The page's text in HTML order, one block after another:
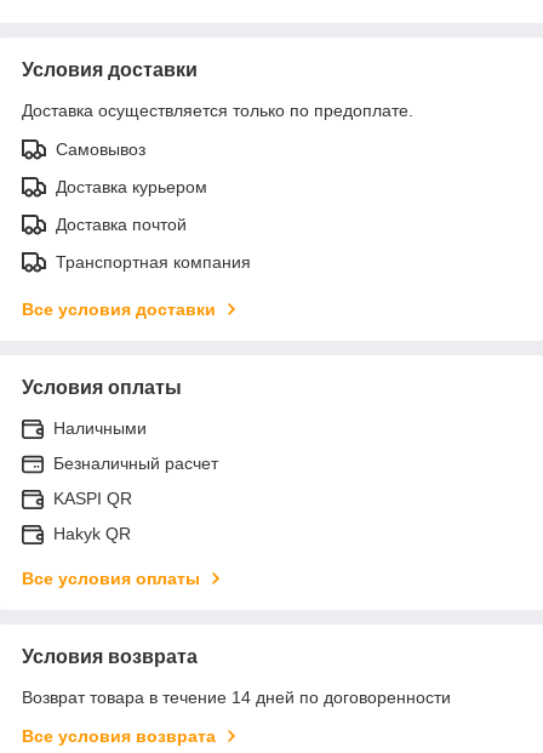
Условия доставки
Доставка осуществляется только по предоплате.
Самовывоз
Доставка курьером
Доставка почтой
Транспортная компания
Все условия доставки
Условия оплаты
Наличными
Безналичный расчет
KASPI QR
Hakyk QR
Все условия оплаты
Условия возврата
Возврат товара в течение 14 дней по договоренности
Все условия возврата